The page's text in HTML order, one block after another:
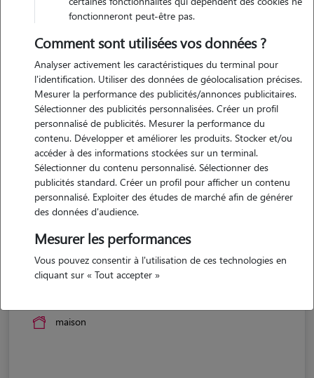
Sylviane
maison
fonctionneront peut-être pas.
Comment sont utilisées vos données ?
Analyser activement les caractéristiques du terminal pour
l'identification. Utiliser des données de géolocalisation précises.
Mesurer la performance des publicités/annonces publicitaires.
Sélectionner des publicités personnalisées. Créer un profil
personnalisé de publicités. Mesurer la performance du
contenu. Développer et améliorer les produits. Stocker et/ou
accéder à des informations stockées sur un terminal.
Sélectionner du contenu personnalisé. Sélectionner des
publicités standard. Créer un profil pour afficher un contenu
personnalisé. Exploiter des études de marché afin de générer
des données d'audience.
Mesurer les performances
Vous pouvez consentir à l'utilisation de ces technologies en
cliquant sur « Tout accepter »